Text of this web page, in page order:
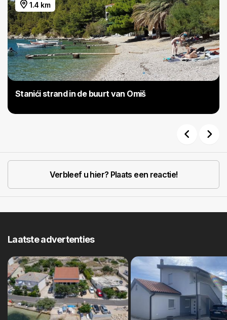
1.4 km
Stanići strand in de buurt van Omiš
Verbleef u hier? Plaats een reactie!
Laatste advertenties